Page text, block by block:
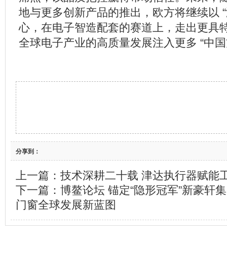
地与更多创新产品的推出，欧方将继续以
心，在电子智造配套的赛道上，走出更具
全球电子产业的高质量发展注入更多 “中
分享到：
上一篇： 技术深耕二十载 津达执行器赋能
下一篇： 博鳌论坛 锚定“隐形冠军”新豪轩
门窗全球发展新蓝图